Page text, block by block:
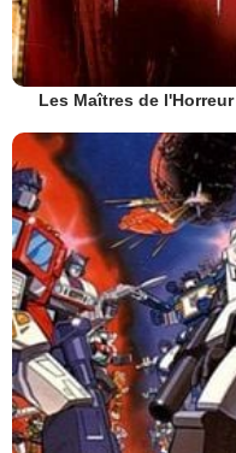
Les Maîtres de l'Horreur